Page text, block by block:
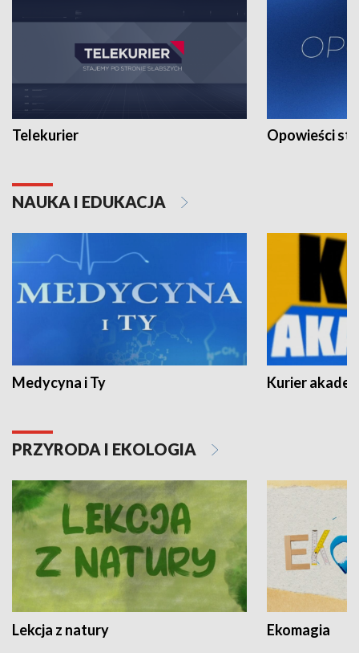
Telekurier Opowieści
NAUKA I EDUKACJA
Medycyna i Ty Kurier
PRZYRODA I EKOLOGIA
Lekcja z natury Ekomagia